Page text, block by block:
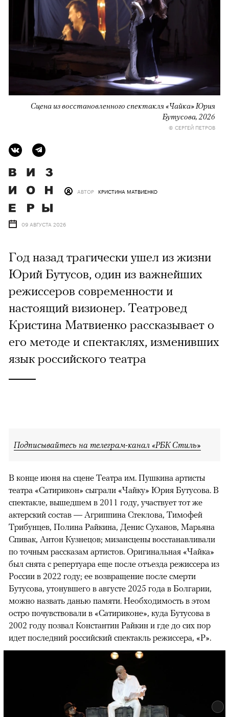
Сцена из восстановленного спектакля «Чайка» Юрия
Бутусова, 2026
© СЕРГЕЙ ПЕТРОВ
АВТОР КРИСТИНА МАТВИЕНКО
09 АВГУСТА 2026
Год назад трагически ушел из жизни
Юрий Бутусов, один из важнейших
режиссеров современности и
настоящий визионер. Театровед
Кристина Матвиенко рассказывает о
его методе и спектаклях, изменивших
язык российского театра
Подписывайтесь на телеграм-канал «РБК Стиль»
В конце июня на сцене Театра им. Пушкина артисты
театра «Сатирикон» сыграли «Чайку» Юрия Бутусова. В
спектакле, вышедшем в 2011 году, участвует тот же
актерский состав — Агриппина Стеклова, Тимофей
Трибунцев, Полина Райкина, Денис Суханов, Марьяна
Спивак, Антон Кузнецов; мизансцены восстанавливали
по точным рассказам артистов. Оригинальная «Чайка»
был снята с репертуара еще после отъезда режиссера из
России в 2022 году; ее возвращение после смерти
Бутусова, утонувшего в августе 2025 года в Болгарии,
можно назвать данью памяти. Необходимость в этом
остро почувствовали в «Сатириконе», куда Бутусова в
2002 году позвал Константин Райкин и где до сих пор
идет последний российский спектакль режиссера, «Р».